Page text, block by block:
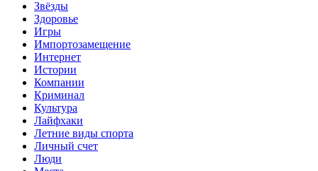
Звёзды
Здоровье
Игры
Импортозамещение
Интернет
Истории
Компании
Криминал
Культура
Лайфхаки
Летние виды спорта
Личный счет
Люди